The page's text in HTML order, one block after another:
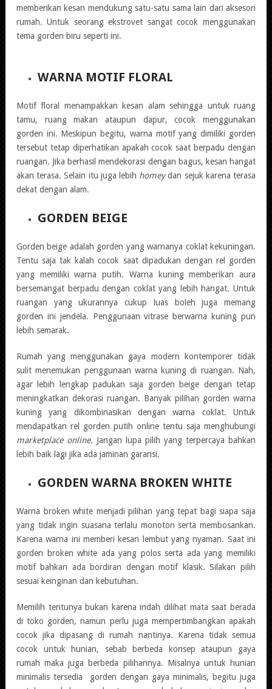
memberikan kesan mendukung satu-satu sama lain dari aksesori
rumah. Untuk seorang ekstrovet sangat cocok menggunakan
tema gorden biru seperti ini.
WARNA MOTIF FLORAL
Motif floral menampakkan kesan alam sehingga untuk ruang
tamu, ruang makan ataupun dapur, cocok menggunakan
gorden ini. Meskipun begitu, warna motif yang dimiliki gorden
tersebut tetap diperhatikan apakah cocok saat berpadu dengan
ruangan. Jika berhasil mendekorasi dengan bagus, kesan hangat
akan terasa. Selain itu juga lebih homeydan sejuk karena terasa
dekat dengan alam.
GORDEN BEIGE
Gorden beige adalah gorden yang warnanya coklat kekuningan.
Tentu saja tak kalah cocok saat dipadukan dengan rel gorden
yang memiliki warna putih. Warna kuning memberikan aura
bersemangat berpadu dengan coklat yang lebih hangat. Untuk
ruangan yang ukurannya cukup luas boleh juga memang
gorden ini jendela. Penggunaan vitrase berwarna kuning pun
lebih semarak.
Rumah yang menggunakan gaya modern kontemporer tidak
sulit menemukan penggunaan warna kuning di ruangan. Nah,
agar lebih lengkap padukan saja gorden beige dengan tetap
meningkatkan dekorasi ruangan. Banyak pilihan gorden warna
kuning yang dikombinasikan dengan warna coklat. Untuk
mendapatkan rel gorden putih online tentu saja menghubungi
marketplace online. Jangan lupa pilih yang terpercaya bahkan
lebih baik lagi jika ada jaminan garansi.
GORDEN WARNA BROKEN WHITE
Warna broken white menjadi pilihan yang tepat bagi siapa saja
yang tidak ingin suasana terlalu monoton serta membosankan.
Karena warna ini memberi kesan lembut yang nyaman. Saat ini
gorden broken white ada yang polos serta ada yang memiliki
motif bahkan ada bordiran dengan motif klasik. Silakan pilih
sesuai keinginan dan kebutuhan.
Memilih tentunya bukan karena indah dilihat mata saat berada
di toko gorden, namun perlu juga mempertimbangkan apakah
cocok jika dipasang di rumah nantinya. Karena tidak semua
cocok untuk hunian, sebab berbeda konsep ataupun gaya
rumah maka juga berbeda pilihannya. Misalnya untuk hunian
minimalis tersedia gorden dengan gaya minimalis, begitu juga